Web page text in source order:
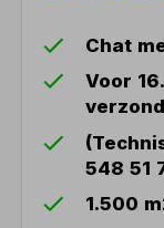
Chat
Voor
548 51
1.500